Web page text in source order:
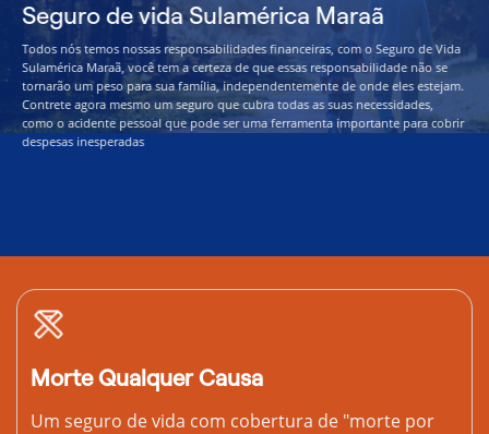
Seguro de vida Sulamérica Maraã
Todos nós temos nossas responsabilidades financeiras, com o Seguro de Vida
Sulamérica Maraã, você tem a certeza de que essas responsabilidade não se
tornarão um peso para sua família, independentemente de onde eles estejam.
Contrete agora mesmo um seguro que cubra todas as suas necessidades,
como o acidente pessoal que pode ser uma ferramenta importante para cobrir
despesas inesperadas
Morte Qualquer Causa
Um seguro de vida com cobertura de "morte por